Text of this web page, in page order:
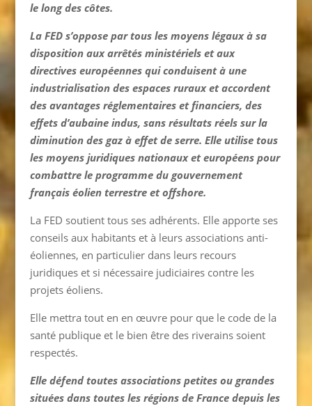
le long des côtes.
La FED s’oppose par tous les moyens légaux à sa
disposition aux arrêtés ministériels et aux
directives européennes qui conduisent à une
industrialisation des espaces ruraux et accordent
des avantages réglementaires et financiers, des
effets d’aubaine indus, sans résultats réels sur la
diminution des gaz à effet de serre. Elle utilise tous
les moyens juridiques nationaux et européens pour
combattre le programme du gouvernement
français éolien terrestre et offshore.
La FED soutient tous ses adhérents. Elle apporte ses
conseils aux habitants et à leurs associations anti-
éoliennes, en particulier dans leurs recours
juridiques et si nécessaire judiciaires contre les
projets éoliens.
Elle mettra tout en en œuvre pour que le code de la
santé publique et le bien être des riverains soient
respectés.
Elle défend toutes associations petites ou grandes
situées dans toutes les régions de France depuis les